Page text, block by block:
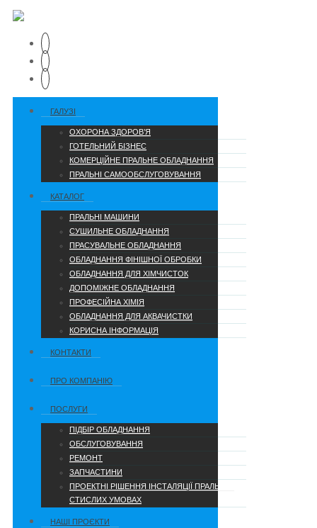
ГАЛУЗІ
ОХОРОНА ЗДОРОВ’Я
ГОТЕЛЬНИЙ БІЗНЕС
КОМЕРЦІЙНЕ ПРАЛЬНЕ ОБЛАДНАННЯ
ПРАЛЬНІ САМООБСЛУГОВУВАННЯ
КАТАЛОГ
ПРАЛЬНІ МАШИНИ
СУШИЛЬНЕ ОБЛАДНАННЯ
ПРАСУВАЛЬНЕ ОБЛАДНАННЯ
ОБЛАДНАННЯ ФІНІШНОЇ ОБРОБКИ
ОБЛАДНАННЯ ДЛЯ ХІМЧИСТОК
ДОПОМІЖНЕ ОБЛАДНАННЯ
ПРОФЕСІЙНА ХІМІЯ
ОБЛАДНАННЯ ДЛЯ АКВАЧИСТКИ
КОРИСНА ІНФОРМАЦІЯ
КОНТАКТИ
ПРО КОМПАНІЮ
ПОСЛУГИ
ПІДБІР ОБЛАДНАННЯ
ОБСЛУГОВУВАННЯ
РЕМОНТ
ЗАПЧАСТИНИ
ПРОЕКТНІ РІШЕННЯ ІНСТАЛЯЦІЇ ПРАЛЬНІ В
СТИСЛИХ УМОВАХ
НАШІ ПРОЄКТИ